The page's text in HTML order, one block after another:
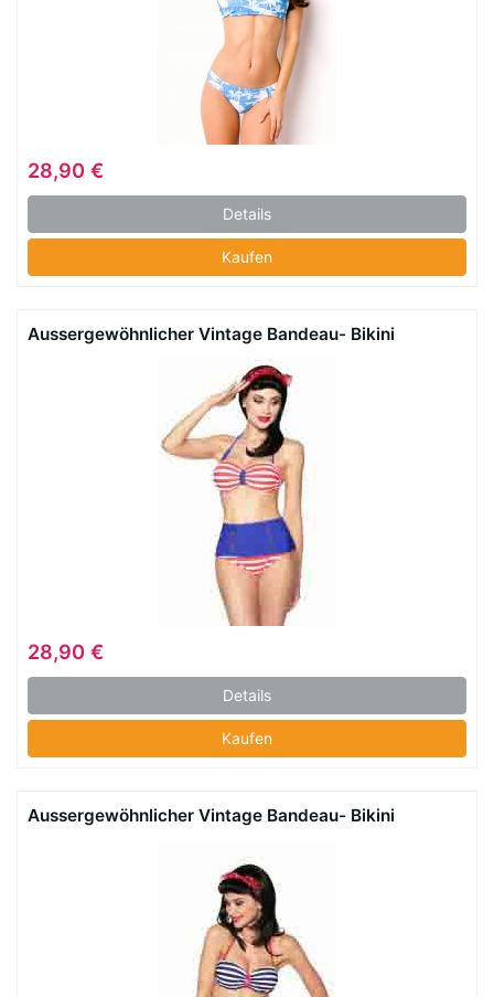
28,90 €
Details
Kaufen
Aussergewöhnlicher Vintage Bandeau- Bikini
28,90 €
Details
Kaufen
Aussergewöhnlicher Vintage Bandeau- Bikini